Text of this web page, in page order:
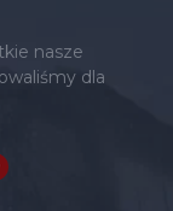
nasze
dla